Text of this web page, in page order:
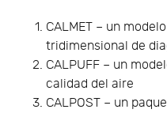
CALMET – un
tridimensional de
CALPUFF – un
calidad del aire
CALPOST – un